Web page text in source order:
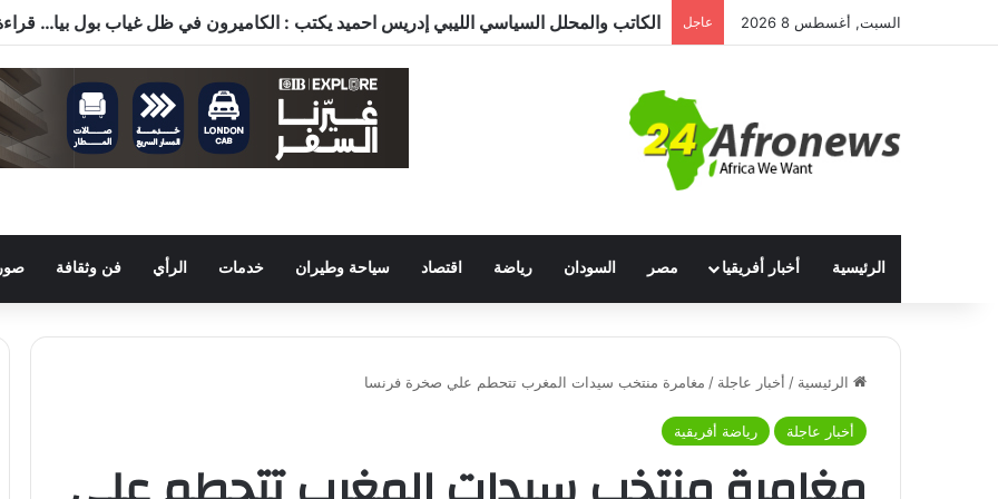
السبت, أغسطس 8 2026 عاجل
الرئيسية أخبار أفريقيا مصر السودان رياضة اقتصاد سياحة وطيران خدمات الرأي فن وثقافة
الرئيسية / أخبار عاجلة / مغامرة منتخب سيدات المغرب تتحطم علي صخرة فرنسا
أخبار عاجلة رياضة أفريقية